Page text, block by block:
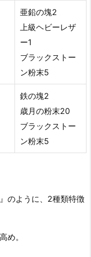
亜鉛の塊2
上級ヘビーレザ
ー1
ブラックストー
ン粉末5
鉄の塊2
歳月の粉末20
ブラックストー
ン粉末5
のように、2種類特徴
め。